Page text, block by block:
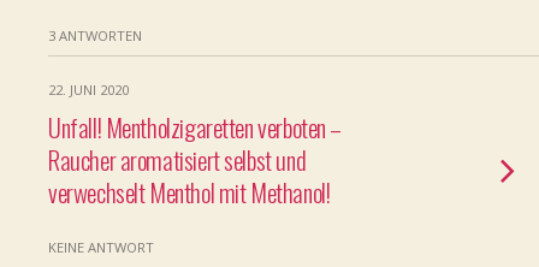
3 ANTWORTEN
22. JUNI 2020
Unfall! Mentholzigaretten verboten –
Raucher aromatisiert selbst und
verwechselt Menthol mit Methanol!
KEINE ANTWORT